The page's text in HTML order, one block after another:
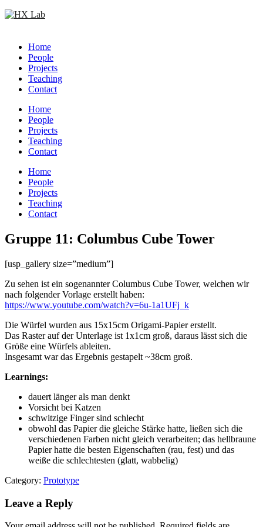
Skip
Home
People
Projects
Teaching
Contact
Home
People
Projects
Teaching
Contact
Circular
focus
Home
People
Projects
Teaching
Contact
Circular
focus
Gruppe 11: Columbus Cube Tower
[usp_gallery size=”medium”]
Zu sehen ist ein sogenannter Columbus Cube Tower, welchen wir
nach folgender Vorlage erstellt haben:
https://www.youtube.com/watch?v=6u-1a1UFj_k
Die Würfel wurden aus 15x15cm Origami-Papier erstellt.
Das Raster auf der Unterlage ist 1x1cm groß, daraus lässt sich die
Größe eine Würfels ableiten.
Insgesamt war das Ergebnis gestapelt ~38cm groß.
Learnings:
dauert länger als man denkt
Vorsicht bei Katzen
schwitzige Finger sind schlecht
obwohl das Papier die gleiche Stärke hatte, ließen sich die
verschiedenen Farben nicht gleich verarbeiten; das hellbraune
Papier hatte die besten Eigenschaften (rau, fest) und das
weiße die schlechtesten (glatt, wabbelig)
Category: Prototype
Leave a Reply